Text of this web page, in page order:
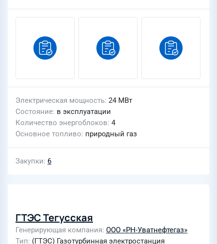
Электрическая мощность 24 МВт
Состояние в эксплуатации
Количество энергоблоков 4
Основное топливо природный газ
Закупки 6
ГТЭС Тегусская
Генерирующая компания ООО «РН-Уватнефтегаз»
Тип (ГТЭС) Газотурбинная электростанция